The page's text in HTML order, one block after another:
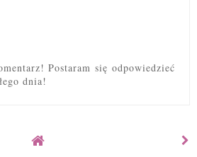
Postaram się odpowiedzieć
dnia!